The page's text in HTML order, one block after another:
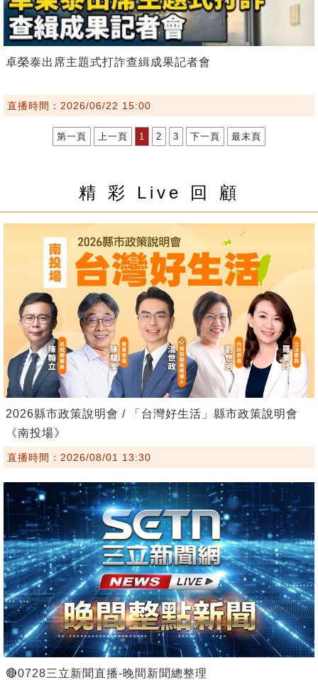
卓榮泰出席主題式打詐查緝成果記者會
直播時間：2026/06/22 15:00
第一頁 上一頁 1 2 3 下一頁 最末頁
精 彩 Live 回 顧
2026縣市政策說明會 / 「台灣好生活」縣市政策說明會
《南投場》
直播時間：2026/08/01 13:30
🔴0728三立新聞直播-晚間新聞總整理